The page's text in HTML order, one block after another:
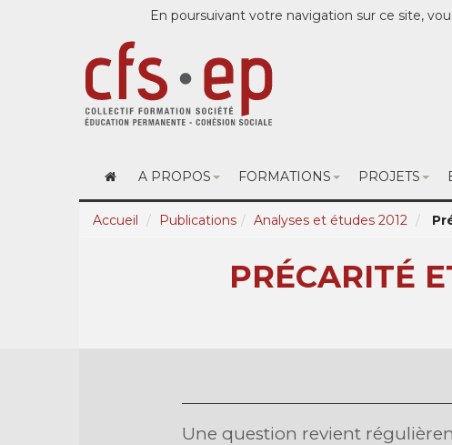
En poursuivant votre navigation sur ce site,
A PROPOS FORMATIONS PROJETS
Accueil Publications Analyses et études 2012
PRÉCARITÉ
Une question revient